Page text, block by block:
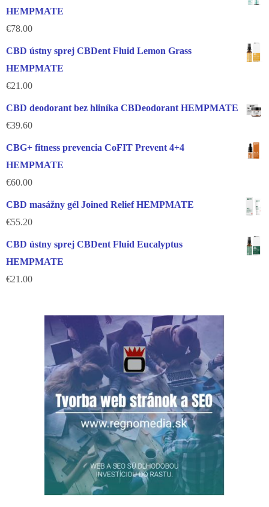
HEMPMATE
€78.00
CBD ústny sprej CBDent Fluid Lemon Grass
HEMPMATE
€21.00
CBD deodorant bez hliníka CBDeodorant HEMPMATE
€39.60
CBG+ fitness prevencia CoFIT Prevent 4+4
HEMPMATE
€60.00
CBD masážny gél Joined Relief HEMPMATE
€55.20
CBD ústny sprej CBDent Fluid Eucalyptus
HEMPMATE
€21.00